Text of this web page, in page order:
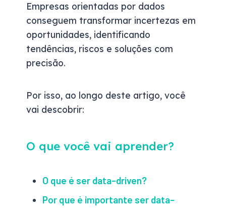
Empresas orientadas por dados
conseguem transformar incertezas em
oportunidades, identificando
tendências, riscos e soluções com
precisão.
Por isso, ao longo deste artigo, você
vai descobrir:
O que você vai aprender?
O que é ser data-driven?
Por que é importante ser data-